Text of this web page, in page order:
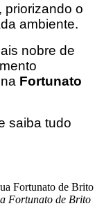
priorizando o
ambiente.
nobre de
na Fortunato
saiba tudo
Fortunato de Brito